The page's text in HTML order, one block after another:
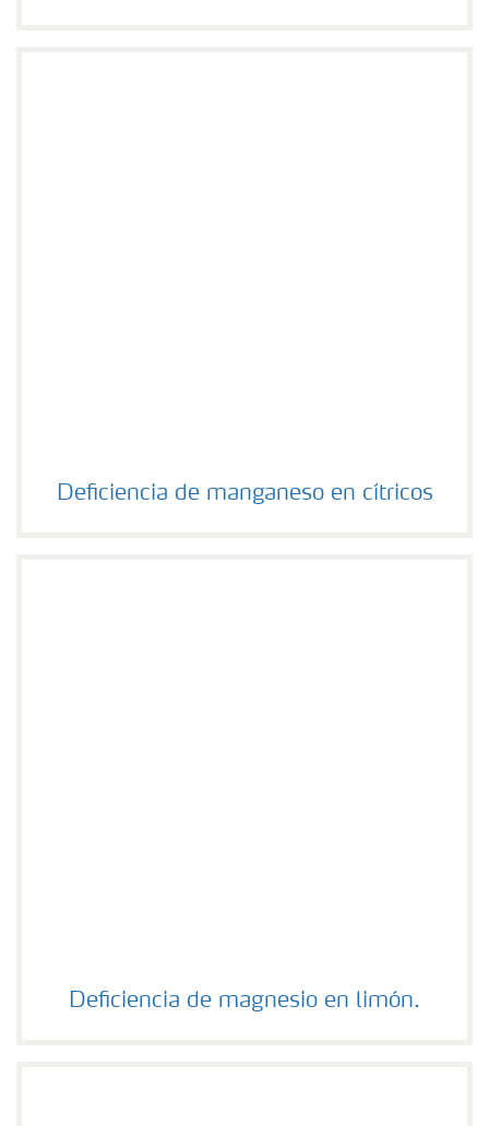
Deficiencia de manganeso en cítricos
Deficiencia de manganeso en cítricos
Deficiencia de magnesio en limón.
Deficiencia de magnesio en limón.